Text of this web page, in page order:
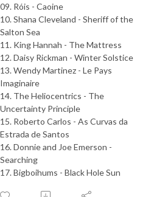
09. Róis - Caoine
10. Shana Cleveland - Sheriff of the
Salton Sea
11. King Hannah - The Mattress
12. Daisy Rickman - Winter Solstice
13. Wendy Martinez - Le Pays
Imaginaire
14. The Heliocentrics - The
Uncertainty Principle
15. Roberto Carlos - As Curvas da
Estrada de Santos
16. Donnie and Joe Emerson -
Searching
17. Bigboihums - Black Hole Sun